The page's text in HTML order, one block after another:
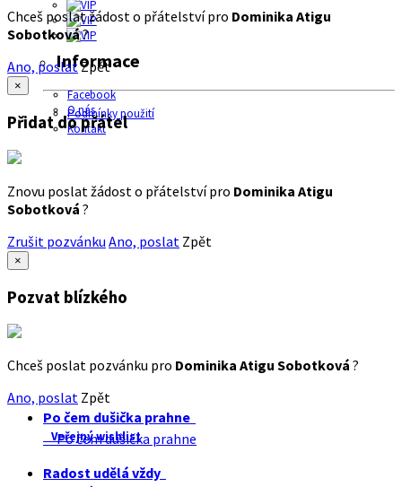
Informace
Facebook
O nás
Podmínky použití
Kontakt
Chceš poslat žádost o přátelství pro Dominika Atigu
Sobotková?
Ano, poslatZpět
×
Přidat do přátel
Znovu poslat žádost o přátelství pro Dominika Atigu
Sobotková ?
Zrušit pozvánku Ano, poslat Zpět
×
Pozvat blízkého
Chceš poslat pozvánku pro Dominika Atigu Sobotková ?
Ano, poslat Zpět
Po čem dušička prahne
Veřejný wishlist
Po čem dušička prahne
Radost udělá vždy